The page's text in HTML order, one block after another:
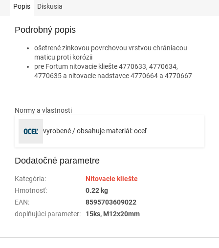
Popis Diskusia
Podrobný popis
ošetrené zinkovou povrchovou vrstvou chrániacou
maticu proti korózii
pre Fortum nitovacie kliešte 4770633, 4770634,
4770635 a nitovacie nadstavce 4770664 a 4770667
Normy a vlastnosti
vyrobené / obsahuje materiál: oceľ
Dodatočné parametre
Kategória:
Nitovacie kliešte
Hmotnosť:
0.22 kg
EAN:
8595703609022
doplňujúci parameter: 15ks, M12x20mm